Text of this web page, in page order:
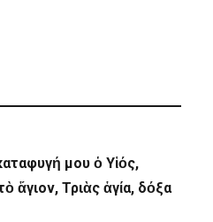
μου ὁ Υἱός,
ἅγιον, Τριὰς ἁγία, δόξα